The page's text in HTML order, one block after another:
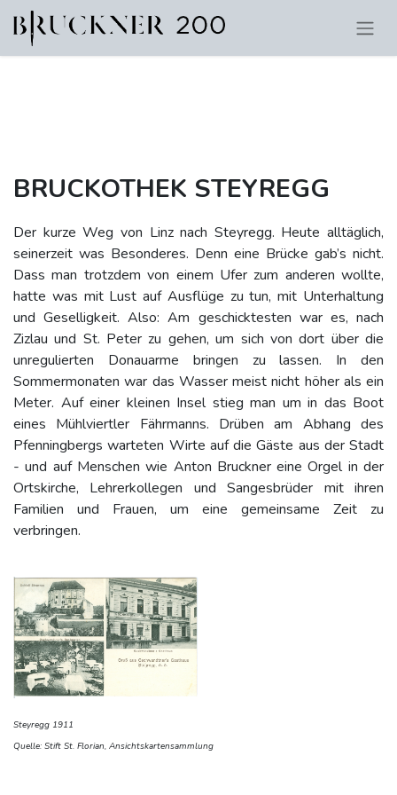
BRUCKOTHEK STEYREGG
Der kurze Weg von Linz nach Steyregg. Heute alltäglich,
seinerzeit was Besonderes. Denn eine Brücke gab’s nicht.
Dass man trotzdem von einem Ufer zum anderen wollte,
hatte was mit Lust auf Ausflüge zu tun, mit Unterhaltung
und Geselligkeit. Also: Am geschicktesten war es, nach
Zizlau und St. Peter zu gehen, um sich von dort über die
unregulierten Donauarme bringen zu lassen. In den
Sommermonaten war das Wasser meist nicht höher als ein
Meter. Auf einer kleinen Insel stieg man um in das Boot
eines Mühlviertler Fährmanns. Drüben am Abhang des
Pfenningbergs warteten Wirte auf die Gäste aus der Stadt
- und auf Menschen wie Anton Bruckner eine Orgel in der
Ortskirche, Lehrerkollegen und Sangesbrüder mit ihren
Familien und Frauen, um eine gemeinsame Zeit zu
verbringen.
Steyregg 1911
Quelle: Stift St. Florian, Ansichtskartensammlung